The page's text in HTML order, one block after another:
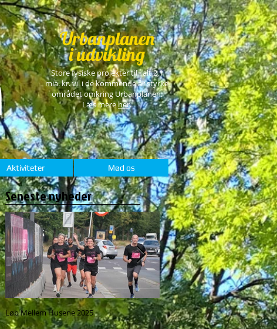
Urbanplanen
i udvikling
Store fysiske projekter til i alt 2,1
mia. kr. vil i de kommende år styrke
området omkring Urbanplanen.
Læs mereher.
Aktiviteter Mød os
Seneste nyheder
Løb Mellem Husene 2025
Fællesspisning i A-Huset: En
for alle